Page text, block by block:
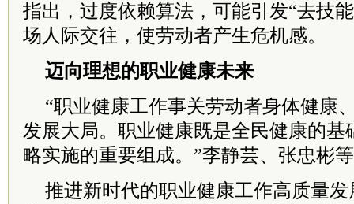
指出，过度依赖算法，可能引发“去技
场人际交往，使劳动者产生危机感。
迈向理想的职业健康未来
“职业健康工作事关劳动者身体健康
发展大局。职业健康既是全民健康的基
略实施的重要组成。”李静芸、张忠彬
推进新时代的职业健康工作高质量